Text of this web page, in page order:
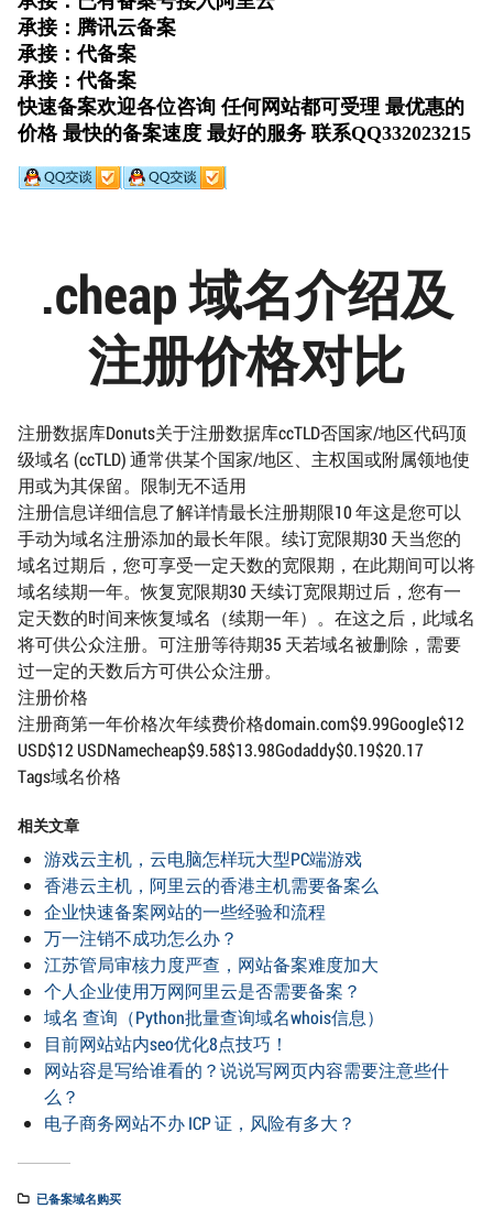
.cheap 域名介绍及
注册价格对比
注册数据库Donuts关于注册数据库ccTLD否国家/地区代码顶
级域名 (ccTLD) 通常供某个国家/地区、主权国或附属领地使
用或为其保留。限制无不适用
注册信息详细信息了解详情最长注册期限10 年这是您可以
手动为域名注册添加的最长年限。续订宽限期30 天当您的
域名过期后，您可享受一定天数的宽限期，在此期间可以将
域名续期一年。恢复宽限期30 天续订宽限期过后，您有一
定天数的时间来恢复域名（续期一年）。在这之后，此域名
将可供公众注册。可注册等待期35 天若域名被删除，需要
过一定的天数后方可供公众注册。
注册价格
注册商第一年价格次年续费价格domain.com$9.99Google$12
USD$12 USDNamecheap$9.58$13.98Godaddy$0.19$20.17
Tags域名价格
相关文章
游戏云主机，云电脑怎样玩大型PC端游戏
香港云主机，阿里云的香港主机需要备案么
企业快速备案网站的一些经验和流程
万一注销不成功怎么办？
江苏管局审核力度严查，网站备案难度加大
个人企业使用万网阿里云是否需要备案？
域名 查询（Python批量查询域名whois信息）
目前网站站内seo优化8点技巧！
网站容是写给谁看的？说说写网页内容需要注意些什
么？
电子商务网站不办 ICP 证，风险有多大？
已备案域名购买